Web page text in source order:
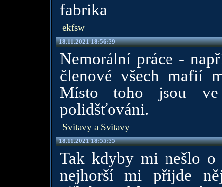
fabrika
ekfsw
18.11.2021 18:56:39
Nemorální práce -
členové všech mafií
Místo toho jsou
polidšťováni.
Svitavy a Svitavy
18.11.2021 18:55:35
Tak kdyby mi nešlo
nejhorší mi přijde